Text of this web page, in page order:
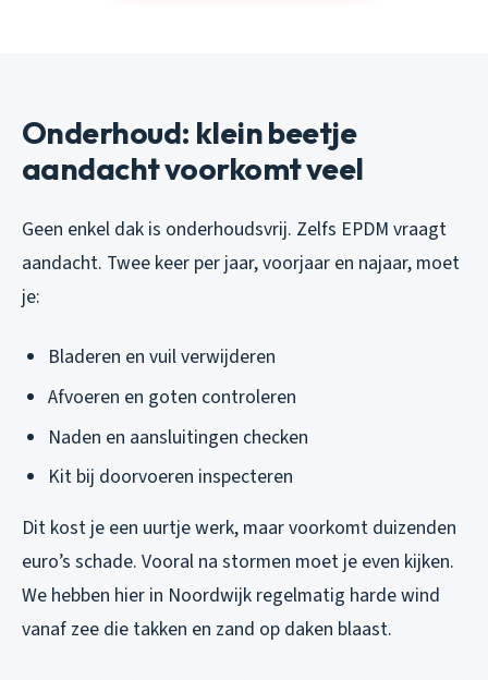
Onderhoud: klein beetje
aandacht voorkomt veel
Geen enkel dak is onderhoudsvrij. Zelfs EPDM vraagt
aandacht. Twee keer per jaar, voorjaar en najaar, moet
je:
Bladeren en vuil verwijderen
Afvoeren en goten controleren
Naden en aansluitingen checken
Kit bij doorvoeren inspecteren
Dit kost je een uurtje werk, maar voorkomt duizenden
euro’s schade. Vooral na stormen moet je even kijken.
We hebben hier in Noordwijk regelmatig harde wind
vanaf zee die takken en zand op daken blaast.